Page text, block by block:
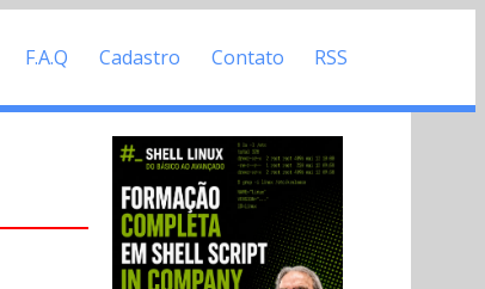
F.A.Q Cadastro Contato RSS